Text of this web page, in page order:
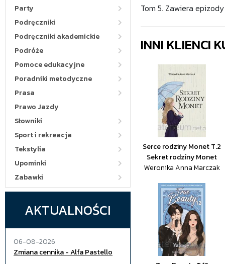
Party
Podręczniki
Podręczniki akademickie
Podróże
Pomoce edukacyjne
Poradniki metodyczne
Prasa
Prawo Jazdy
Słowniki
Sport i rekreacja
Tekstylia
Upominki
Zabawki
AKTUALNOŚCI
06-08-2026
Zmiana cennika - Alfa Pastello
Tom 5. Zawiera
INNI KLIENCI
Serce rodziny Monet T.2
Sekret rodziny Monet
Weronika Anna Marczak